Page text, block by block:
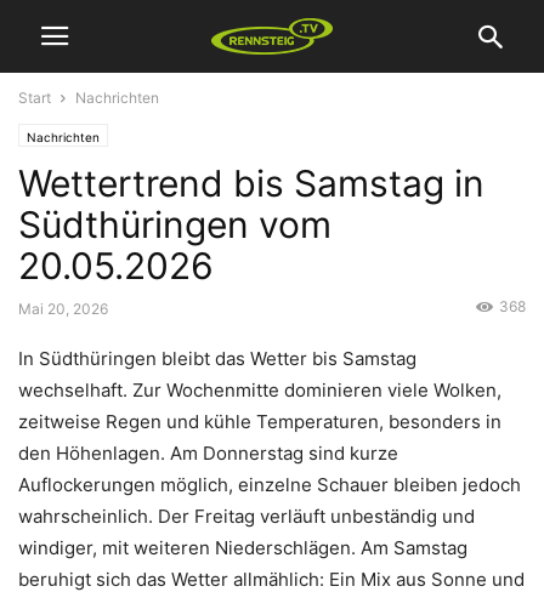
Start Nachrichten
Nachrichten
Wettertrend bis Samstag in
Südthüringen vom
20.05.2026
Mai 20, 2026 368
In Südthüringen bleibt das Wetter bis Samstag
wechselhaft. Zur Wochenmitte dominieren viele Wolken,
zeitweise Regen und kühle Temperaturen, besonders in
den Höhenlagen. Am Donnerstag sind kurze
Auflockerungen möglich, einzelne Schauer bleiben jedoch
wahrscheinlich. Der Freitag verläuft unbeständig und
windiger, mit weiteren Niederschlägen. Am Samstag
beruhigt sich das Wetter allmählich: Ein Mix aus Sonne und